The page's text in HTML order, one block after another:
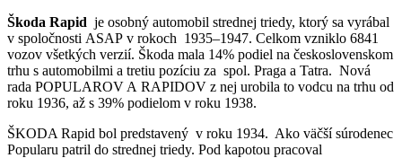
Škoda Rapid je osobný automobil strednej triedy, ktorý sa vyrábal
v spoločnosti ASAP v rokoch 1935–1947. Celkom vzniklo 6841
vozov všetkých verzií. Škoda mala 14% podiel na československom
trhu s automobilmi a tretiu pozíciu za spol. Praga a Tatra. Nová
rada POPULAROV A RAPIDOV z nej urobila to vodcu na trhu od
roku 1936, až s 39% podielom v roku 1938.
ŠKODA Rapid bol predstavený v roku 1934. Ako väčší súrodenec
Popularu patril do strednej triedy. Pod kapotou pracoval